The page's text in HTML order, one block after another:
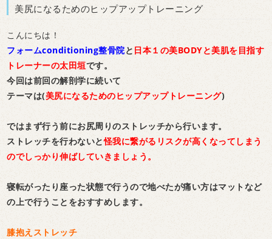
美尻になるためのヒップアップトレーニング
こんにちは！
フォームconditioning整骨院と 日本１の美BODYと美肌を目指す
トレーナーの太田垣です。
今回は前回の解剖学に続いて
テーマは(美尻になるためのヒップアップトレーニング)
ではまず行う前にお尻周りのストレッチから行います。
ストレッチを行わないと怪我に繋がるリスクが高くなってしまう
のでしっかり伸ばしていきましょう。
寝転がったり座った状態で行うので地べたが痛い方はマットなど
の上で行うことをおすすめします。
膝抱えストレッチ